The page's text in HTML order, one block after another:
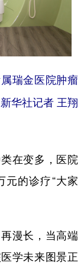
瑞金医院肿瘤
华社记者 王翔
在变多，医院
元的诊疗“大家
漫长，当高端
学未来图景正